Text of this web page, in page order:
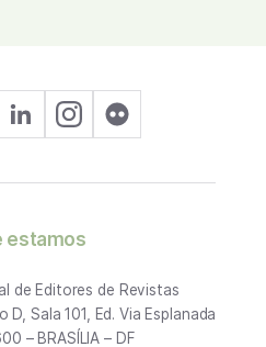
estamos
de Editores de Revistas
D, Sala 101, Ed. Via Esplanada
– BRASÍLIA – DF